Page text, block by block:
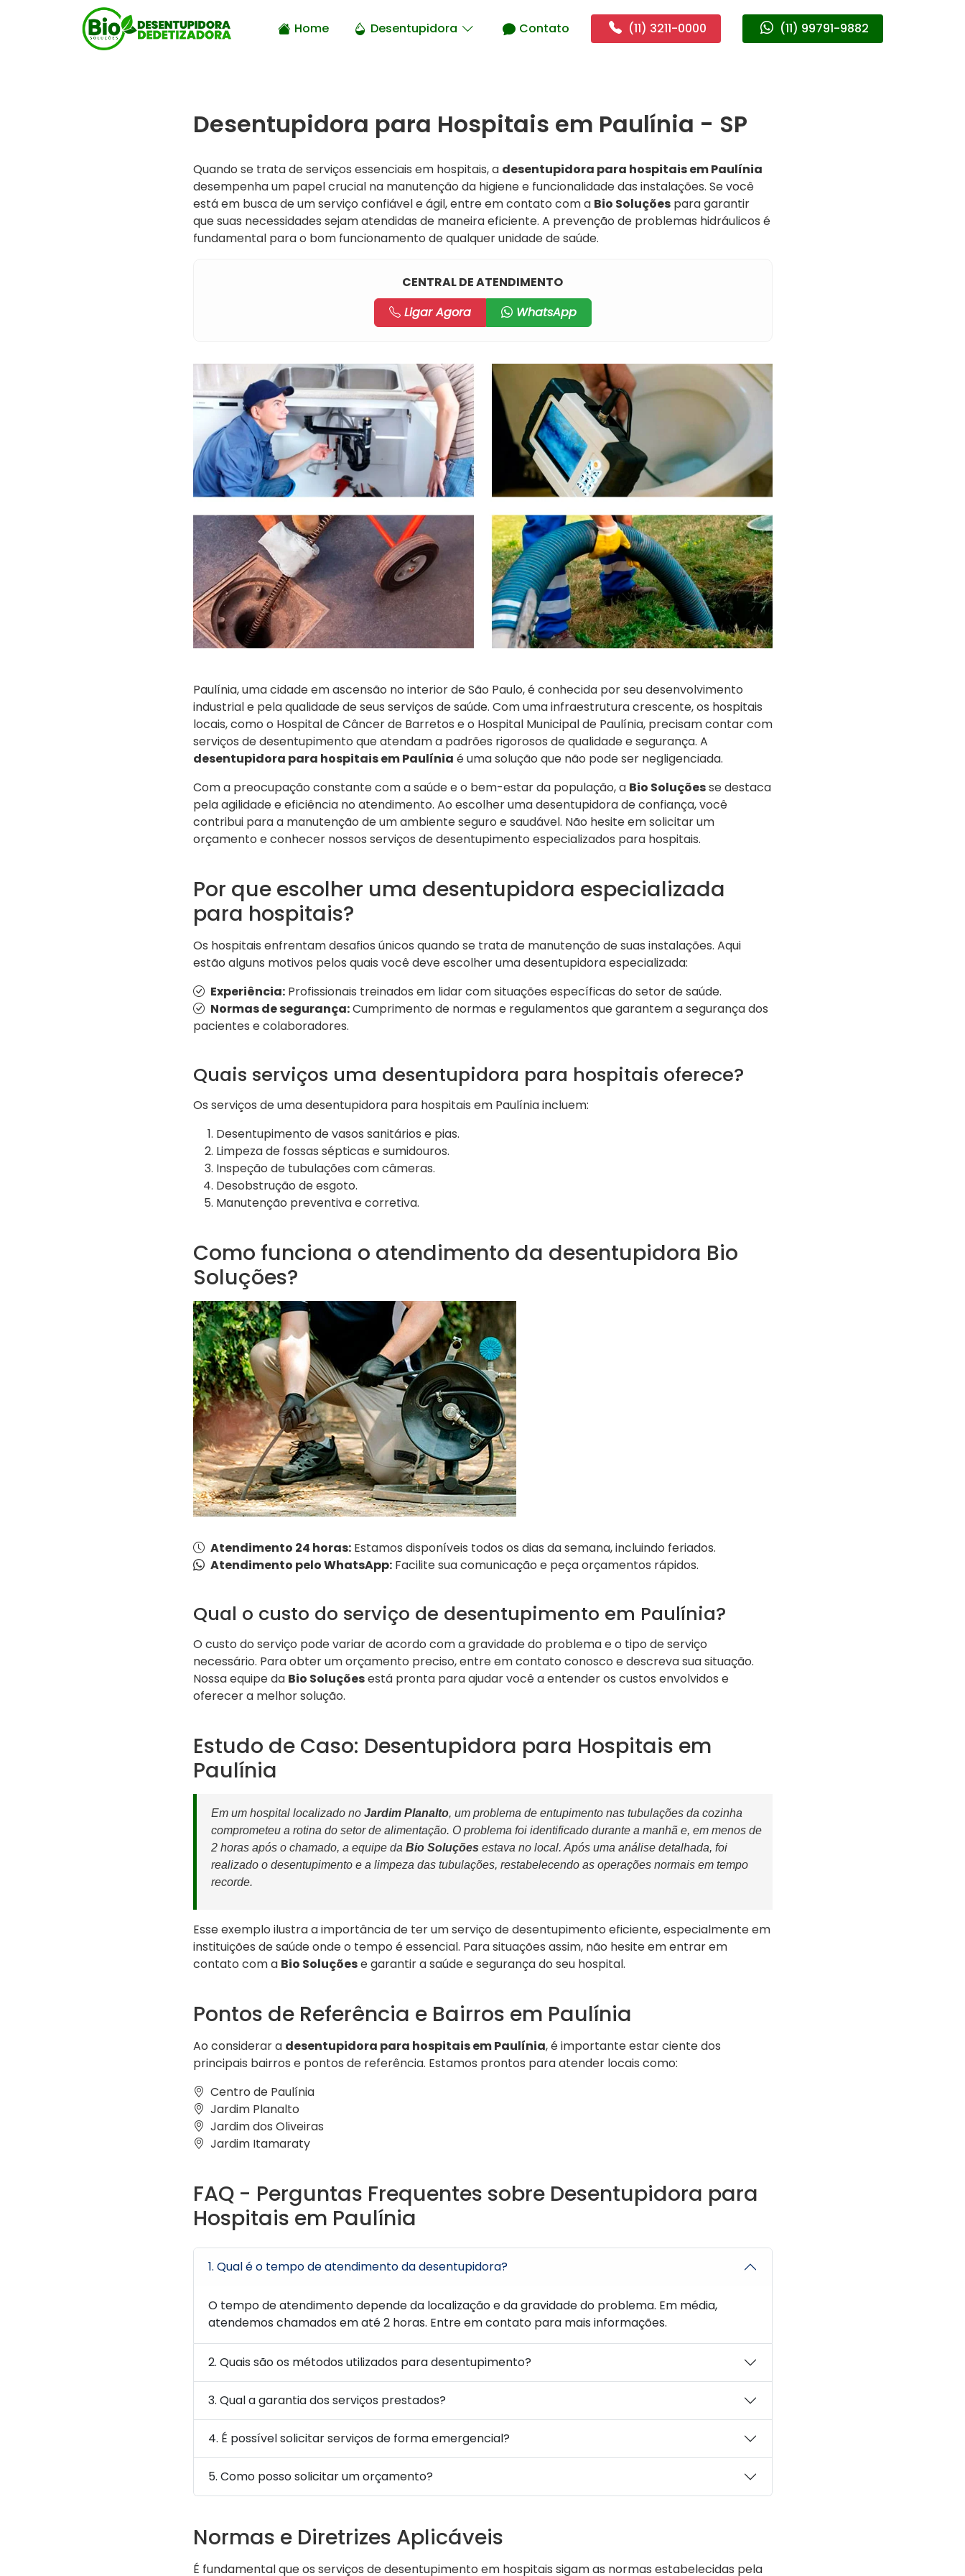
Home Desentupidora Contato (11) 3211-0000 (11) 99791-9882
Desentupidora para Hospitais em Paulínia - SP
Quando se trata de serviços essenciais em hospitais, a desentupidora para hospitais em Paulínia
desempenha um papel crucial na manutenção da higiene e funcionalidade das instalações. Se você
está em busca de um serviço confiável e ágil, entre em contato com a Bio Soluçõespara garantir
que suas necessidades sejam atendidas de maneira eficiente. A prevenção de problemas hidráulicos é
fundamental para o bom funcionamento de qualquer unidade de saúde.
CENTRAL DE ATENDIMENTO
Ligar Agora
WhatsApp
Paulínia, uma cidade em ascensão no interior de São Paulo, é conhecida por seu desenvolvimento
industrial e pela qualidade de seus serviços de saúde. Com uma infraestrutura crescente, os hospitais
locais, como o Hospital de Câncer de Barretos e o Hospital Municipal de Paulínia, precisam contar com
serviços de desentupimento que atendam a padrões rigorosos de qualidade e segurança. A
desentupidora para hospitais em Paulínia é uma solução que não pode ser negligenciada.
Com a preocupação constante com a saúde e o bem-estar da população, a Bio Soluçõesse destaca
pela agilidade e eficiência no atendimento. Ao escolher uma desentupidora de confiança, você
contribui para a manutenção de um ambiente seguro e saudável. Não hesite em solicitar um
orçamento e conhecer nossos serviços de desentupimento especializados para hospitais.
Por que escolher uma desentupidora especializada
para hospitais?
Os hospitais enfrentam desafios únicos quando se trata de manutenção de suas instalações. Aqui
estão alguns motivos pelos quais você deve escolher uma desentupidora especializada:
Experiência:Profissionais treinados em lidar com situações específicas do setor de saúde.
Normas de segurança:Cumprimento de normas e regulamentos que garantem a segurança dos
pacientes e colaboradores.
Quais serviços uma desentupidora para hospitais oferece?
Os serviços de uma desentupidora para hospitais em Paulínia incluem:
Desentupimento de vasos sanitários e pias.
Limpeza de fossas sépticas e sumidouros.
Inspeção de tubulações com câmeras.
Desobstrução de esgoto.
Manutenção preventiva e corretiva.
Como funciona o atendimento da desentupidora Bio
Soluções?
Atendimento 24 horas:Estamos disponíveis todos os dias da semana, incluindo feriados.
Atendimento pelo WhatsApp:Facilite sua comunicação e peça orçamentos rápidos.
Qual o custo do serviço de desentupimento em Paulínia?
O custo do serviço pode variar de acordo com a gravidade do problema e o tipo de serviço
necessário. Para obter um orçamento preciso, entre em contato conosco e descreva sua situação.
Nossa equipe da Bio Soluçõesestá pronta para ajudar você a entender os custos envolvidos e
oferecer a melhor solução.
Estudo de Caso: Desentupidora para Hospitais em
Paulínia
Em um hospital localizado no Jardim Planalto, um problema de entupimento nas tubulações da cozinha
comprometeu a rotina do setor de alimentação. O problema foi identificado durante a manhã e, em menos de
2 horas após o chamado, a equipe da Bio Soluções estava no local. Após uma análise detalhada, foi
realizado o desentupimento e a limpeza das tubulações, restabelecendo as operações normais em tempo
recorde.
Esse exemplo ilustra a importância de ter um serviço de desentupimento eficiente, especialmente em
instituições de saúde onde o tempo é essencial. Para situações assim, não hesite em entrar em
contato com a Bio Soluçõese garantir a saúde e segurança do seu hospital.
Pontos de Referência e Bairros em Paulínia
Ao considerar a desentupidora para hospitais em Paulínia, é importante estar ciente dos
principais bairros e pontos de referência. Estamos prontos para atender locais como:
Centro de Paulínia
Jardim Planalto
Jardim dos Oliveiras
Jardim Itamaraty
FAQ - Perguntas Frequentes sobre Desentupidora para
Hospitais em Paulínia
1. Qual é o tempo de atendimento da desentupidora?
O tempo de atendimento depende da localização e da gravidade do problema. Em média,
atendemos chamados em até 2 horas. Entre em contato para mais informações.
2. Quais são os métodos utilizados para desentupimento?
3. Qual a garantia dos serviços prestados?
4. É possível solicitar serviços de forma emergencial?
5. Como posso solicitar um orçamento?
Normas e Diretrizes Aplicáveis
É fundamental que os serviços de desentupimento em hospitais sigam as normas estabelecidas pela